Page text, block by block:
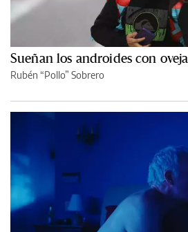
Sueñan los androides con
Rubén “Pollo” Sobrero